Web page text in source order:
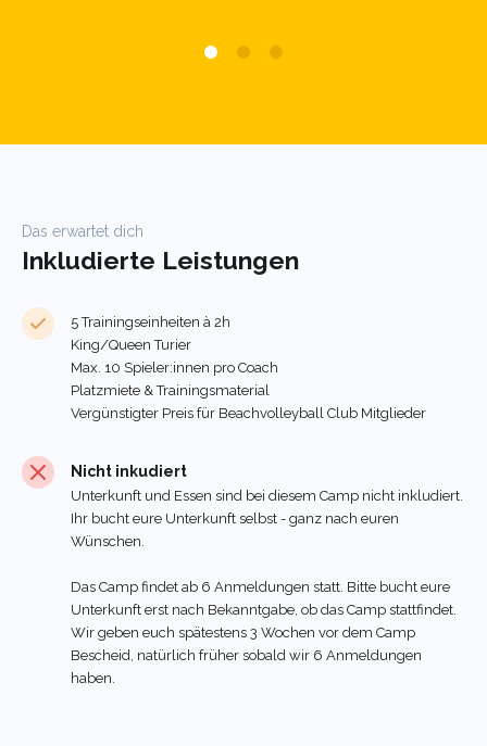
Das erwartet dich
Inkludierte Leistungen
5 Trainingseinheiten à 2h
King/Queen Turier
Max. 10 Spieler:innen pro Coach
Platzmiete & Trainingsmaterial
Vergünstigter Preis für Beachvolleyball Club Mitglieder
Nicht inkudiert
Unterkunft und Essen sind bei diesem Camp nicht inkludiert.
Ihr bucht eure Unterkunft selbst - ganz nach euren
Wünschen.
Das Camp findet ab 6 Anmeldungen statt. Bitte bucht eure
Unterkunft erst nach Bekanntgabe, ob das Camp stattfindet.
Wir geben euch spätestens 3 Wochen vor dem Camp
Bescheid, natürlich früher sobald wir 6 Anmeldungen
haben.